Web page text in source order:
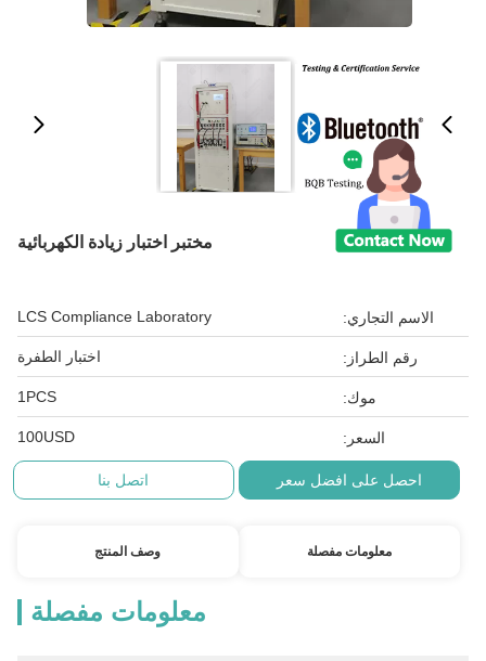
مختبر اختبار زيادة الكهربائية
الاسم التجاري: LCS Compliance Laboratory
رقم الطراز: اختبار الطفرة
موك: 1PCS
السعر: 100USD
احصل على افضل سعر اتصل بنا
معلومات مفصلة وصف المنتج
معلومات مفصلة